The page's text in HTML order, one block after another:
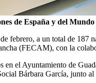
de España y del
febrero, a un total de 187
(FECAM), con la
en el Ayuntamiento de
Bárbara García, junto al